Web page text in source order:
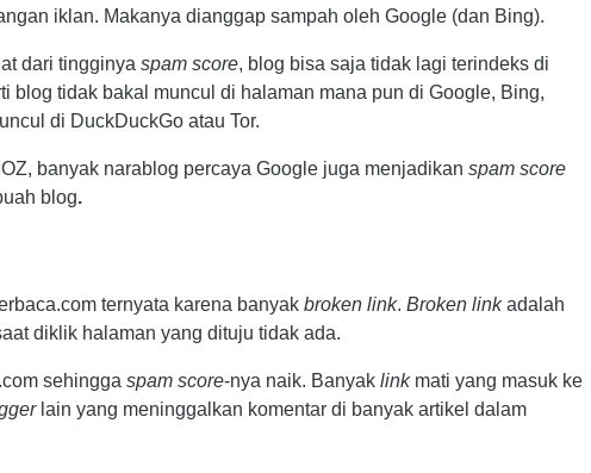
iklan. Makanya dianggap sampah oleh Google (dan Bing).
dari tingginya spam score, blog bisa saja tidak lagi terindeks di
blog tidak bakal muncul di halaman mana pun di Google, Bing,
di DuckDuckGo atau Tor.
banyak narablog percaya Google juga menjadikan spam score
blog.
ternyata karena banyak broken link. Broken linkadalah
diklik halaman yang dituju tidak ada.
sehingga spam score-nya naik. Banyak link mati yang masuk ke
lain yang meninggalkan komentar di banyak artikel dalam